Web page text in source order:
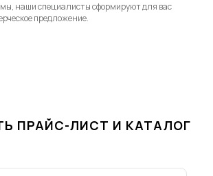
наши специалисты cформируют для вас
предложение.
ПРАЙС-ЛИСТ И КАТАЛОГ